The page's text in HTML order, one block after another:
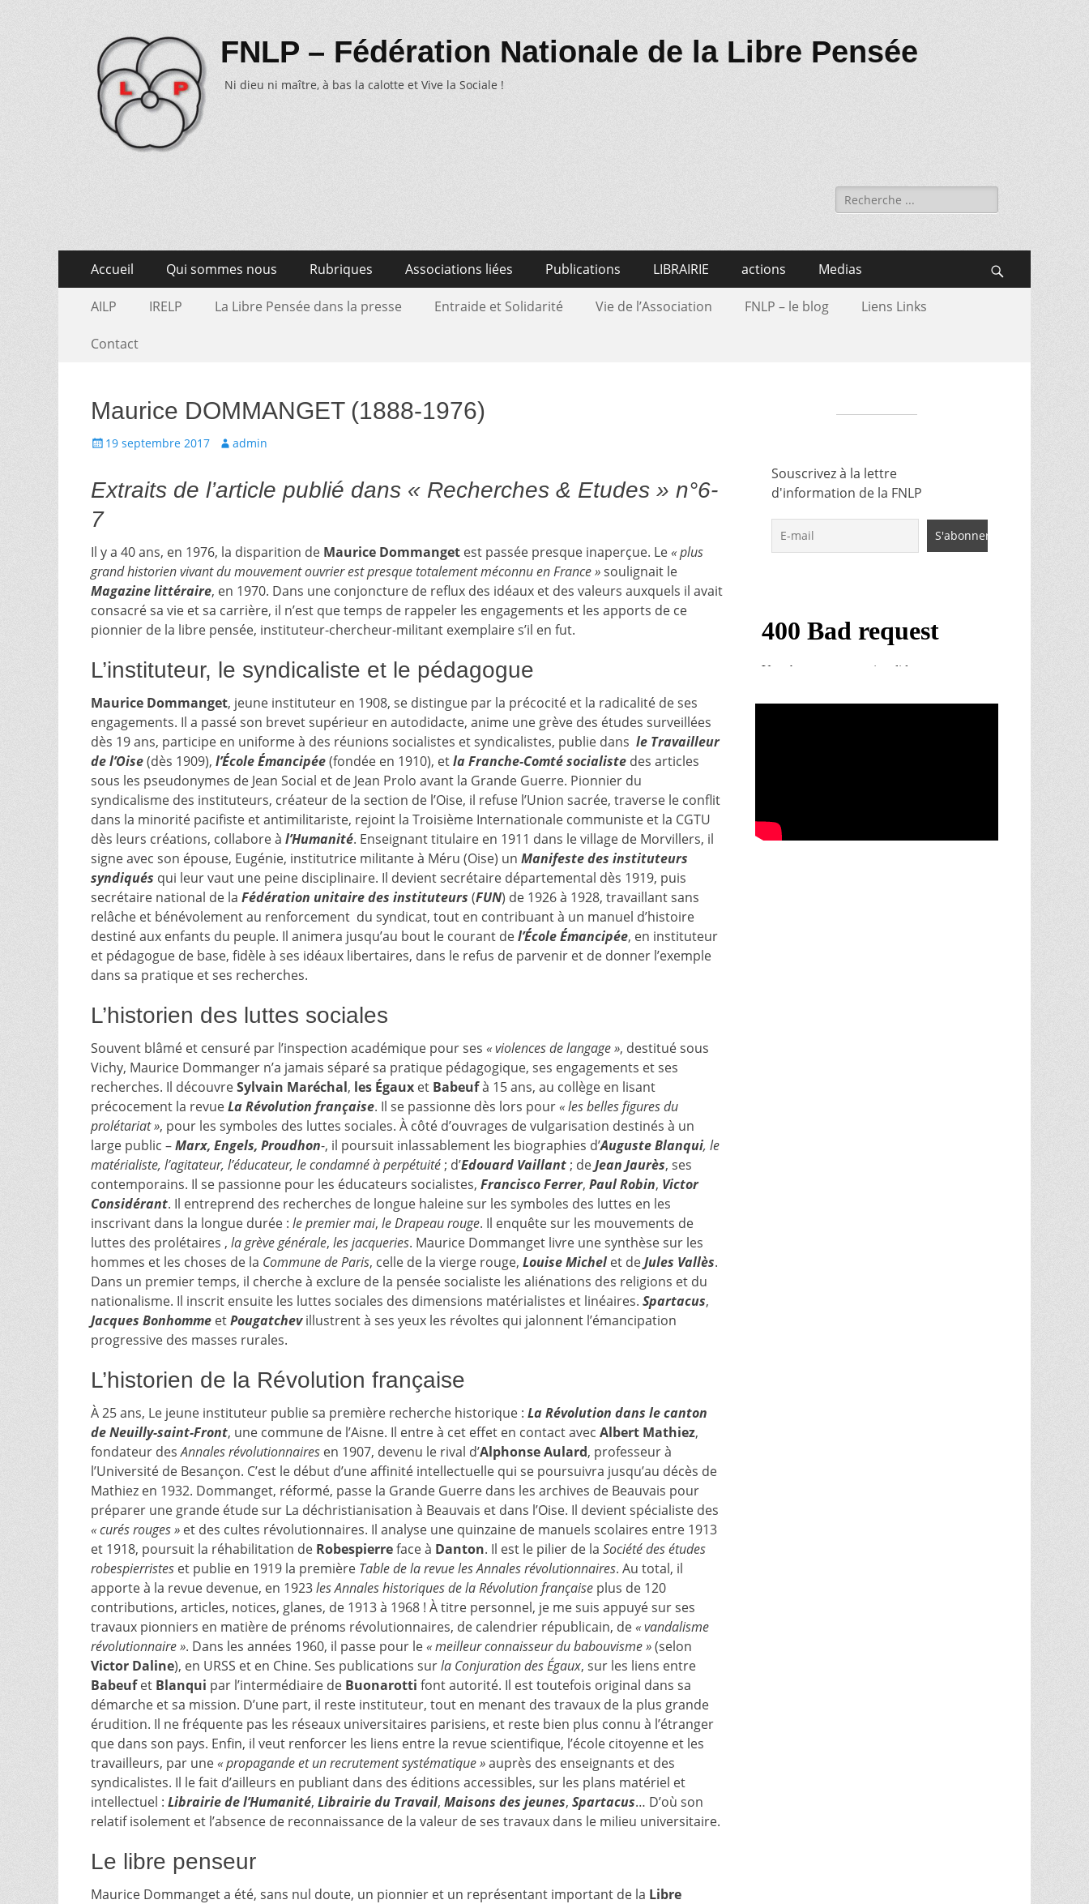
FNLP – Fédération Nationale de la Libre Pensée
Ni dieu ni maître, à bas la calotte et Vive la Sociale !
Recherche
de:
Menu
primaire
contenu
Accueil Qui sommes nous Rubriques Associations liées Publications LIBRAIRIE actions Medias
Menu
contenu
AILP IRELP La Libre Pensée dans la presse Entraide et Solidarité Vie de l’Association FNLP – le blog Liens Links
Contact
Maurice DOMMANGET (1888-1976)
Écrit19 septembre 2017 Auteur
admin
Extraits de l’article publié dans « Recherches & Etudes » n°6-
7
Il y a 40 ans, en 1976, la disparition de Maurice Dommanget est passée presque inaperçue. Le« plus
grand historien vivant du mouvement ouvrier est presque totalement méconnu en France »soulignait le
Magazine littéraire, en 1970. Dans une conjoncture de reflux des idéaux et des valeurs auxquels il avait
consacré sa vie et sa carrière, il n’est que temps de rappeler les engagements et les apports de ce
pionnier de la libre pensée, instituteur-chercheur-militant exemplaire s’il en fut.
L’instituteur, le syndicaliste et le pédagogue
Maurice Dommanget, jeune instituteur en 1908, se distingue par la précocité et la radicalité de ses
engagements. Il a passé son brevet supérieur en autodidacte, anime une grève des études surveillées
dès 19 ans, participe en uniforme à des réunions socialistes et syndicalistes, publie dans le Travailleur
de l’Oise(dès 1909), l’École Émancipée(fondée en 1910), etla Franche-Comté socialiste des articles
sous les pseudonymes de Jean Social et de Jean Prolo avant la Grande Guerre. Pionnier du
syndicalisme des instituteurs, créateur de la section de l’Oise, il refuse l’Union sacrée, traverse le conflit
dans la minorité pacifiste et antimilitariste, rejoint la Troisième Internationale communiste et la CGTU
dès leurs créations, collabore à l’Humanité. Enseignant titulaire en 1911 dans le village de Morvillers, il
signe avec son épouse, Eugénie, institutrice militante à Méru (Oise) un Manifeste des instituteurs
syndiqués qui leur vaut une peine disciplinaire. Il devient secrétaire départemental dès 1919, puis
secrétaire national de la Fédération unitaire des instituteurs (FUN) de 1926 à 1928, travaillant sans
relâche et bénévolement au renforcement du syndicat, tout en contribuant à un manuel d’histoire
destiné aux enfants du peuple. Il animera jusqu’au bout le courant del’École Émancipée, en instituteur
et pédagogue de base, fidèle à ses idéaux libertaires, dans le refus de parvenir et de donner l’exemple
dans sa pratique et ses recherches.
L’historien des luttes sociales
Souvent blâmé et censuré par l’inspection académique pour ses « violences de langage », destitué sous
Vichy, Maurice Dommanger n’a jamais séparé sa pratique pédagogique, ses engagements et ses
recherches. Il découvreSylvain Maréchal, les Égaux et Babeufà 15 ans, au collège en lisant
précocement la revueLa Révolution française. Il se passionne dès lors pour« les belles figures du
prolétariat », pour les symboles des luttes sociales. À côté d’ouvrages de vulgarisation destinés à un
large public –Marx, Engels, Proudhon-, il poursuit inlassablement les biographies d’Auguste Blanqui, le
matérialiste, l’agitateur, l’éducateur, le condamné à perpétuité ; d’Edouard Vaillant ; deJean Jaurès, ses
contemporains. Il se passionne pour les éducateurs socialistes, Francisco Ferrer, Paul Robin, Victor
Considérant. Il entreprend des recherches de longue haleine sur les symboles des luttes en les
inscrivant dans la longue durée : le premier mai, le Drapeau rouge. Il enquête sur les mouvements de
luttes des prolétaires , la grève générale, les jacqueries. Maurice Dommanget livre une synthèse sur les
hommes et les choses de la Commune de Paris, celle de la vierge rouge, Louise Michel et deJules Vallès.
Dans un premier temps, il cherche à exclure de la pensée socialiste les aliénations des religions et du
nationalisme. Il inscrit ensuite les luttes sociales des dimensions matérialistes et linéaires. Spartacus,
Jacques Bonhomme etPougatchevillustrent à ses yeux les révoltes qui jalonnent l’émancipation
progressive des masses rurales.
L’historien de la Révolution française
À 25 ans, Le jeune instituteur publie sa première recherche historique : La Révolution dans le canton
de Neuilly-saint-Front, une commune de l’Aisne. Il entre à cet effet en contact avec Albert Mathiez,
fondateur desAnnales révolutionnaires en 1907, devenu le rival d’Alphonse Aulard, professeur à
l’Université de Besançon. C’est le début d’une affinité intellectuelle qui se poursuivra jusqu’au décès de
Mathiez en 1932. Dommanget, réformé, passe la Grande Guerre dans les archives de Beauvais pour
préparer une grande étude sur La déchristianisation à Beauvais et dans l’Oise. Il devient spécialiste des
« curés rouges » et des cultes révolutionnaires. Il analyse une quinzaine de manuels scolaires entre 1913
et 1918, poursuit la réhabilitation de Robespierreface à Danton. Il est le pilier de la Société des études
robespierristes et publie en 1919 la première Table de la revue les Annales révolutionnaires. Au total, il
apporte à la revue devenue, en 1923les Annales historiques de la Révolution française plus de 120
contributions, articles, notices, glanes, de 1913 à 1968 ! À titre personnel, je me suis appuyé sur ses
travaux pionniers en matière de prénoms révolutionnaires, de calendrier républicain, de« vandalisme
révolutionnaire ». Dans les années 1960, il passe pour le« meilleur connaisseur du babouvisme »(selon
Victor Daline), en URSS et en Chine. Ses publications surla Conjuration des Égaux, sur les liens entre
Babeufet Blanqui par l’intermédiaire de Buonarotti font autorité. Il est toutefois original dans sa
démarche et sa mission. D’une part, il reste instituteur, tout en menant des travaux de la plus grande
érudition. Il ne fréquente pas les réseaux universitaires parisiens, et reste bien plus connu à l’étranger
que dans son pays. Enfin, il veut renforcer les liens entre la revue scientifique, l’école citoyenne et les
travailleurs, par une« propagande et un recrutement systématique »auprès des enseignants et des
syndicalistes. Il le fait d’ailleurs en publiant dans des éditions accessibles, sur les plans matériel et
intellectuel : Librairie de l’Humanité, Librairie du Travail, Maisons des jeunes, Spartacus… D’où son
relatif isolement et l’absence de reconnaissance de la valeur de ses travaux dans le milieu universitaire.
Le libre penseur
Maurice Dommanget a été, sans nul doute, un pionnier et un représentant important de la Libre
Souscrivez à la lettre
d'information de la FNLP